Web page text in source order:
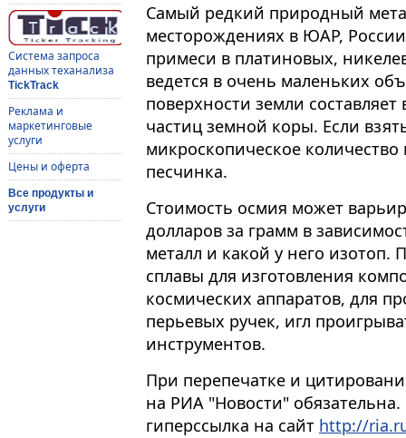
Система запроса
данных теханализа
TickTrack
Реклама и
маркетинговые
услуги
Цены и оферта
Все продукты и
услуги
Самый редкий природный
месторождениях в ЮАР,
примеси в платиновых,
ведется в очень маленьких
поверхности земли
частиц земной коры. Если
микроскопическое
песчинка.
Стоимость осмия может
долларов за грамм в
металл и какой у него изотоп.
сплавы для изготовления
космических аппаратов, для
перьевых ручек, игл
инструментов.
При перепечатке и
на РИА "Новости"
гиперссылка на сайт http://